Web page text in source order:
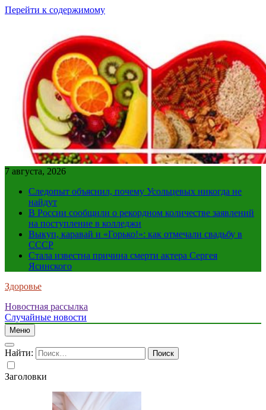
Перейти к содержимому
7 августа, 2026
Следопыт объяснил, почему Усольцевых никогда не
найдут
В России сообщили о рекордном количестве заявлений
на поступление в колледжи
Выкуп, каравай и «Горько!»: как отмечали свадьбу в
СССР
Стала известна причина смерти актера Сергея
Ясинского
Здоровье
Новостная рассылка
Случайные новости
Меню
Найти:
Заголовки